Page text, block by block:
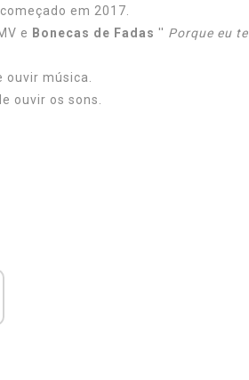
em 2017.
e Bonecas de Fadas '' Porque eu te
música.
ouvir os sons.